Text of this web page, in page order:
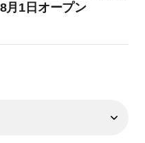
月1日オープン